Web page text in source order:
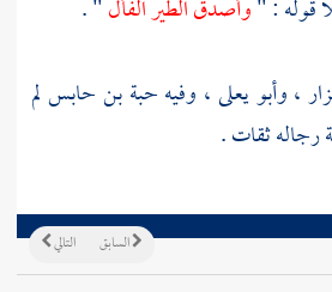
قوله : "وأصدق الطير الفأل" .
،وأبو يعلى، وفيهحبة بن حابسلم
رجاله ثقات .
التالي السابق